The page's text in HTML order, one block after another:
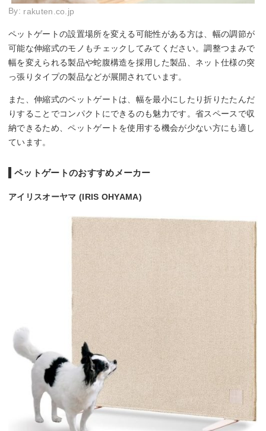
By: rakuten.co.jp
ペットゲートの設置場所を変える可能性がある方は、幅の調節が
可能な伸縮式のモノもチェックしてみてください。調整つまみで
幅を変えられる製品や蛇腹構造を採用した製品、ネット仕様の突
っ張りタイプの製品などが展開されています。
また、伸縮式のペットゲートは、幅を最小にしたり折りたたんだ
りすることでコンパクトにできるのも魅力です。省スペースで収
納できるため、ペットゲートを使用する機会が少ない方にも適し
ています。
ペットゲートのおすすめメーカー
アイリスオーヤマ (IRIS OHYAMA)